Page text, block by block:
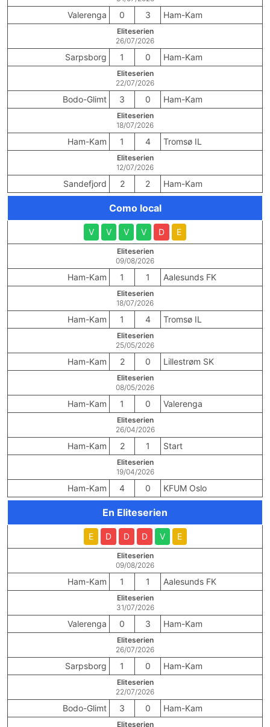
Valerenga 0 3 Ham-Kam
Eliteserien
26/07/2026
Sarpsborg 1 0 Ham-Kam
Eliteserien
22/07/2026
Bodo-Glimt 3 0 Ham-Kam
Eliteserien
18/07/2026
Ham-Kam 1 4 Tromsø IL
Eliteserien
12/07/2026
Sandefjord 2 2 Ham-Kam
Como local
V V V V D E
Eliteserien
09/08/2026
Ham-Kam 1 1 Aalesunds FK
Eliteserien
18/07/2026
Ham-Kam 1 4 Tromsø IL
Eliteserien
25/05/2026
Ham-Kam 2 0 Lillestrøm SK
Eliteserien
08/05/2026
Ham-Kam 1 0 Valerenga
Eliteserien
26/04/2026
Ham-Kam 2 1 Start
Eliteserien
19/04/2026
Ham-Kam 4 0 KFUM Oslo
En Eliteserien
E D D D V E
Eliteserien
09/08/2026
Ham-Kam 1 1 Aalesunds FK
Eliteserien
31/07/2026
Valerenga 0 3 Ham-Kam
Eliteserien
26/07/2026
Sarpsborg 1 0 Ham-Kam
Eliteserien
22/07/2026
Bodo-Glimt 3 0 Ham-Kam
Eliteserien